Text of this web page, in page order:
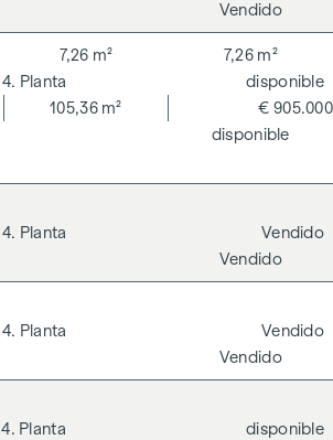
Vendido
| 4. Planta
105,36 m²
7,26 m² 7,26 m²
€ 905.000
disponible
disponible
| 4. Planta
Vendido
Vendido
| 4. Planta
Vendido
Vendido
| 4. Planta disponible